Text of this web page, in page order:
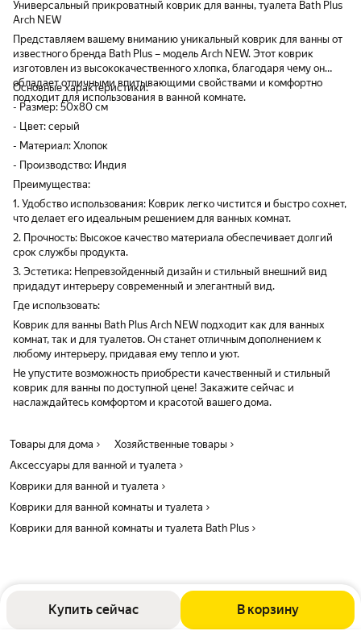
Купить сейчас В корзину
Универсальный прикроватный коврик для ванны, туалета Bath Plus
Arch NEW
Представляем вашему вниманию уникальный коврик для ванны от
известного бренда Bath Plus – модель Arch NEW. Этот коврик
изготовлен из высококачественного хлопка, благодаря чему он
обладает отличными впитывающими свойствами и комфортно
подходит для использования в ванной комнате.
Основные характеристики:
- Размер: 50x80 см
- Цвет: серый
- Материал: Хлопок
- Производство: Индия
Преимущества:
1. Удобство использования: Коврик легко чистится и быстро сохнет,
что делает его идеальным решением для ванных комнат.
2. Прочность: Высокое качество материала обеспечивает долгий
срок службы продукта.
3. Эстетика: Непревзойденный дизайн и стильный внешний вид
придадут интерьеру современный и элегантный вид.
Где использовать:
Коврик для ванны Bath Plus Arch NEW подходит как для ванных
комнат, так и для туалетов. Он станет отличным дополнением к
любому интерьеру, придавая ему тепло и уют.
Не упустите возможность приобрести качественный и стильный
коврик для ванны по доступной цене! Закажите сейчас и
наслаждайтесь комфортом и красотой вашего дома.
Товары для дома
Хозяйственные товары
Аксессуары для ванной и туалета
Коврики для ванной и туалета
Коврики для ванной комнаты и туалета
Коврики для ванной комнаты и туалета Bath Plus